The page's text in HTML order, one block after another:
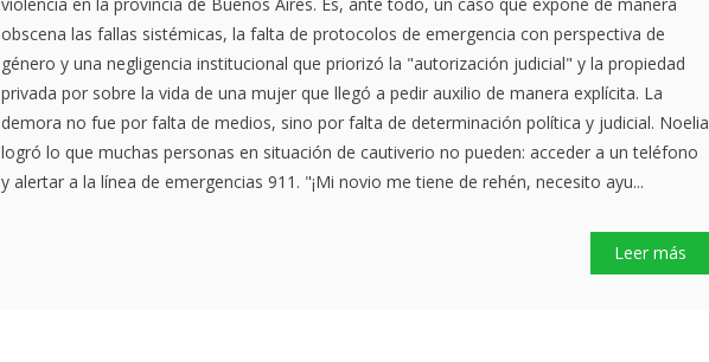
obscena las fallas sistémicas, la falta de protocolos de emergencia con perspectiva de
género y una negligencia institucional que priorizó la "autorización judicial" y la propiedad
privada por sobre la vida de una mujer que llegó a pedir auxilio de manera explícita. La
demora no fue por falta de medios, sino por falta de determinación política y judicial. Noelia
logró lo que muchas personas en situación de cautiverio no pueden: acceder a un teléfono
y alertar a la línea de emergencias 911. "¡Mi novio me tiene de rehén, necesito ayu...
Leer más